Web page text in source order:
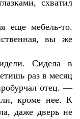
схватил
еще мебель-то.
вы же
Сидела в
раз в месяц
отец. —
кроме нее. К
даже дверь не